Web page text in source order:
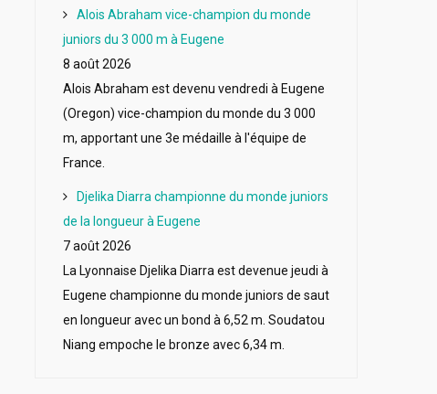
Alois Abraham vice-champion du monde
juniors du 3 000 m à Eugene
8 août 2026
Alois Abraham est devenu vendredi à Eugene
(Oregon) vice-champion du monde du 3 000
m, apportant une 3e médaille à l'équipe de
France.
Djelika Diarra championne du monde juniors
de la longueur à Eugene
7 août 2026
La Lyonnaise Djelika Diarra est devenue jeudi à
Eugene championne du monde juniors de saut
en longueur avec un bond à 6,52 m. Soudatou
Niang empoche le bronze avec 6,34 m.